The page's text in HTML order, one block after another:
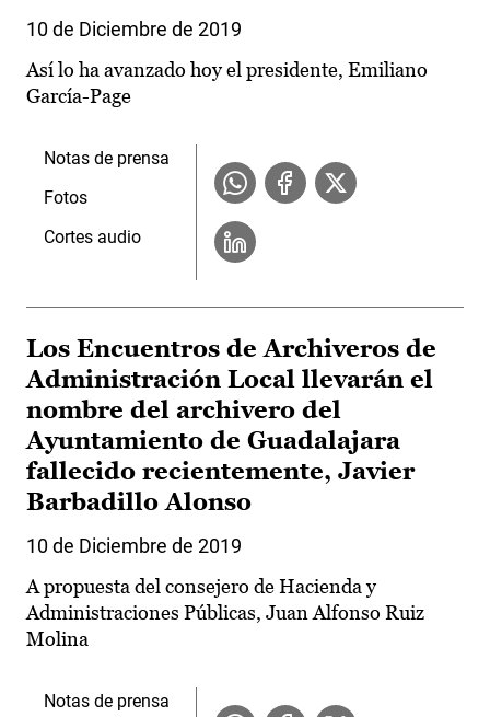
10 de Diciembre de 2019
Así lo ha avanzado hoy el presidente, Emiliano
García-Page
Notas de prensa
Fotos
Cortes audio
Los Encuentros de Archiveros de
Administración Local llevarán el
nombre del archivero del
Ayuntamiento de Guadalajara
fallecido recientemente, Javier
Barbadillo Alonso
10 de Diciembre de 2019
A propuesta del consejero de Hacienda y
Administraciones Públicas, Juan Alfonso Ruiz
Molina
Notas de prensa